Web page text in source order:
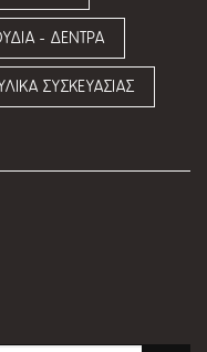
- ΔΕΝΤΡΑ
ΣΥΣΚΕΥΑΣΙΑΣ